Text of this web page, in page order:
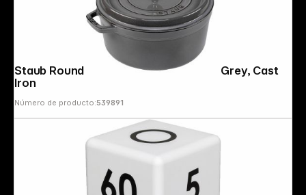
Staub Round Cocotte, 26cm Graphite Grey, Cast
Iron
Número de producto:539891